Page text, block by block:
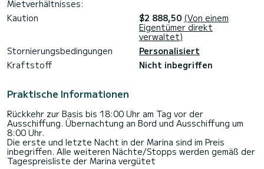
direkt von SamBoat bearbeitet. Über die Plattform erhalten
Mietverhältnisses:
Kaution $2 888,50 (Von einem
Eigentümer direkt
verwaltet)
Stornierungsbedingungen
Personalisiert
Kraftstoff
Nicht inbegriffen
Praktische Informationen
Rückkehr zur Basis bis 18:00 Uhr am Tag vor der
Ausschiffung. Übernachtung an Bord und Ausschiffung um
8:00 Uhr.
Die erste und letzte Nacht in der Marina sind im Preis
inbegriffen. Alle weiteren Nächte/Stopps werden gemäß der
Tagespreisliste der Marina vergütet